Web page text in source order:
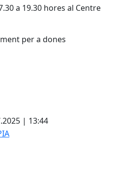
a 19.30 hores al Centre
per a dones
| 13:44